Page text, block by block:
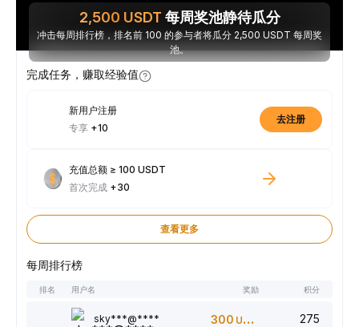
2,500 USDT 每周奖池静待瓜分
冲击每周排行榜，排名前 100 的参与者将瓜分 2,500 USDT 每周奖
池。
完成任务，赚取经验值
新用户注册
专享 +10
去注册
充值总额 ≥ 100 USDT
首次完成 +30
查看更多
每周排行榜
排名 用户名 奖励 积分
sky***@**** 300 USDT 275